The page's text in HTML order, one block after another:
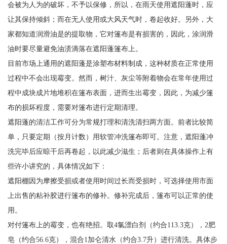
会被为人为的破坏，不予以保修，所以，在雨天使用遮阳蓬时，应
让其保持倾斜；而在无人使用或大风天气时，卷起收好。另外，大
家都知道润滑油是的提取物，它对篷布是有损害的，因此，涂润滑
油时要尽量避免油渍滴落在遮阳蓬篷布上。
目前市场上通用的遮阳蓬是涂塑布材料制成，这种材质在正常使用
过程中不会出现霉变。然而，树汁、灰尘等附着物会在常年使用过
程中成块成片地堆积在篷布表面，进而生出霉变，因此，为减少篷
布的损坏程度，需要对篷布进行定期清理。
遮阳蓬的清洁工作可分为常规打理和清洗清扫两方面。前者比较简
单，只要定期（按月计数）用软管冲洗篷布即可。注意，遮阳蓬冲
洗完毕后应晾干后再卷起，以此减少滋生；后者则在具体操作上有
些许小讲究的，具体情况如下：
遮阳棚因为摩擦受损或者使用时间过长而受损时，可选择使用市面
上出售的粘补胶进行篷布的修补。修补完成后，篷布可以正常的使
用。
对付篷布上的霉变，也有绝招。取4氯漂白剂（约合113.3克），2肥
皂（约合56.6克），混合1加仑清水（约合3.7升）进行清洗。具体步